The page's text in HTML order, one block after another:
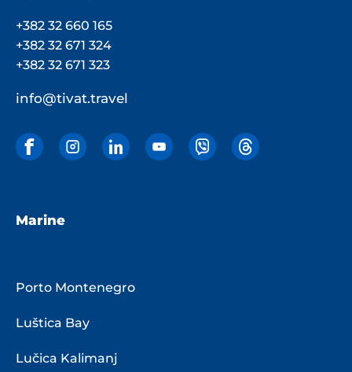
+382 32 660 165
+382 32 671 324
+382 32 671 323
info@tivat.travel
Marine
Porto Montenegro
Luštica Bay
Lučica Kalimanj